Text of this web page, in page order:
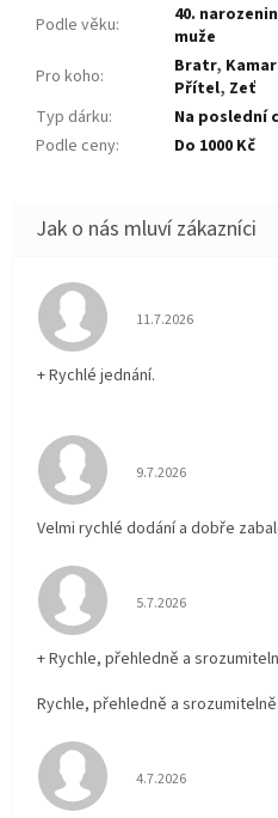
Podle věku: 40.
muže
Pro koho: Bratr,
Přítel, Zeť
Typ dárku: Na poslední
Podle ceny: Do 1000 Kč
Hodnocení obchodu
11.7.2026
+ Rychlé jednání.
Hodnocení obchodu
9.7.2026
Velmi rychlé dodání a dobře
Hodnocení obchodu
5.7.2026
+ Rychle, přehledně a
Rychle, přehledně a srozumitelně
Hodnocení obchodu
4.7.2026